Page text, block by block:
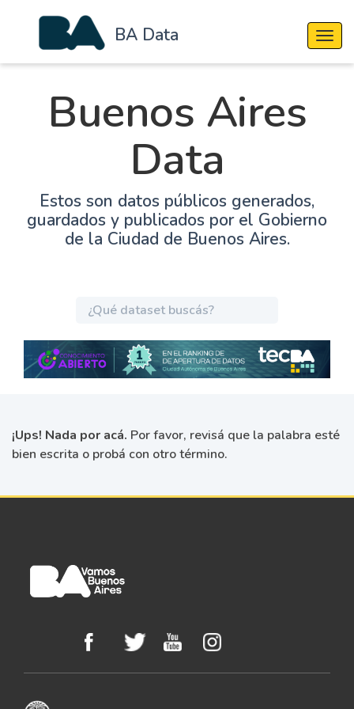
BA Data
Buenos Aires
Data
Estos son datos públicos generados,
guardados y publicados por el Gobierno
de la Ciudad de Buenos Aires.
¡Ups! Nada por acá. Por favor, revisá que la palabra esté
bien escrita o probá con otro término.